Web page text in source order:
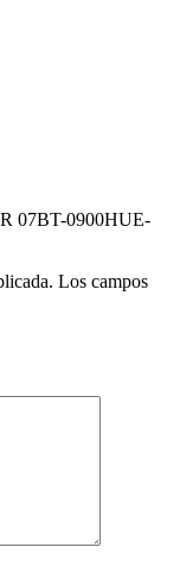
07BT-0900HUE-
Los campos